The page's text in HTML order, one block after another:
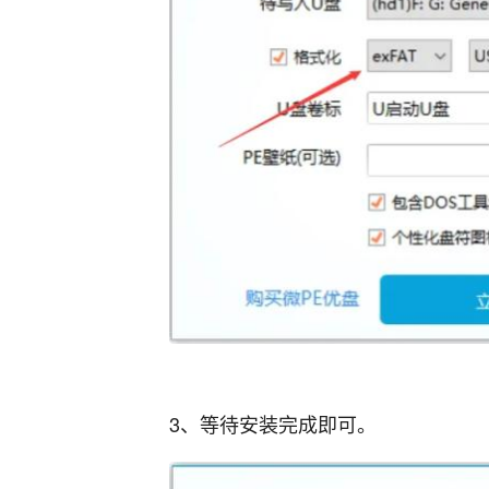
3、等待安装完成即可。